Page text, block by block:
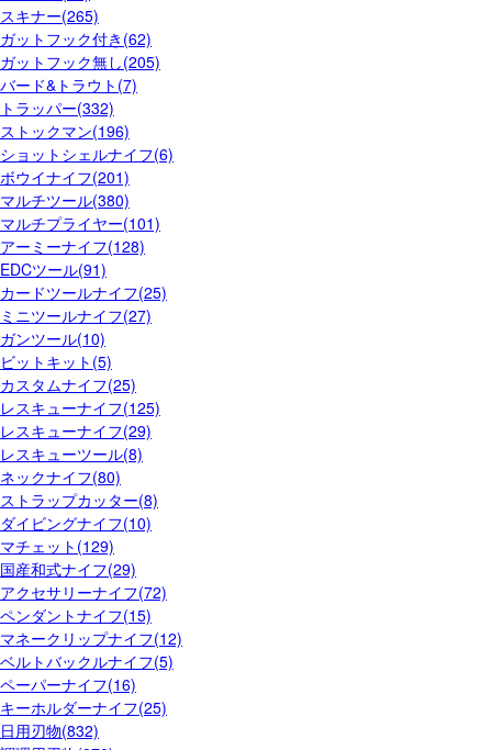
スキナー(265)
ガットフック付き(62)
ガットフック無し(205)
バード&トラウト(7)
トラッパー(332)
ストックマン(196)
ショットシェルナイフ(6)
ボウイナイフ(201)
マルチツール(380)
マルチプライヤー(101)
アーミーナイフ(128)
EDCツール(91)
カードツールナイフ(25)
ミニツールナイフ(27)
ガンツール(10)
ビットキット(5)
カスタムナイフ(25)
レスキューナイフ(125)
レスキューナイフ(29)
レスキューツール(8)
ネックナイフ(80)
ストラップカッター(8)
ダイビングナイフ(10)
マチェット(129)
国産和式ナイフ(29)
アクセサリーナイフ(72)
ペンダントナイフ(15)
マネークリップナイフ(12)
ベルトバックルナイフ(5)
ペーパーナイフ(16)
キーホルダーナイフ(25)
日用刃物(832)